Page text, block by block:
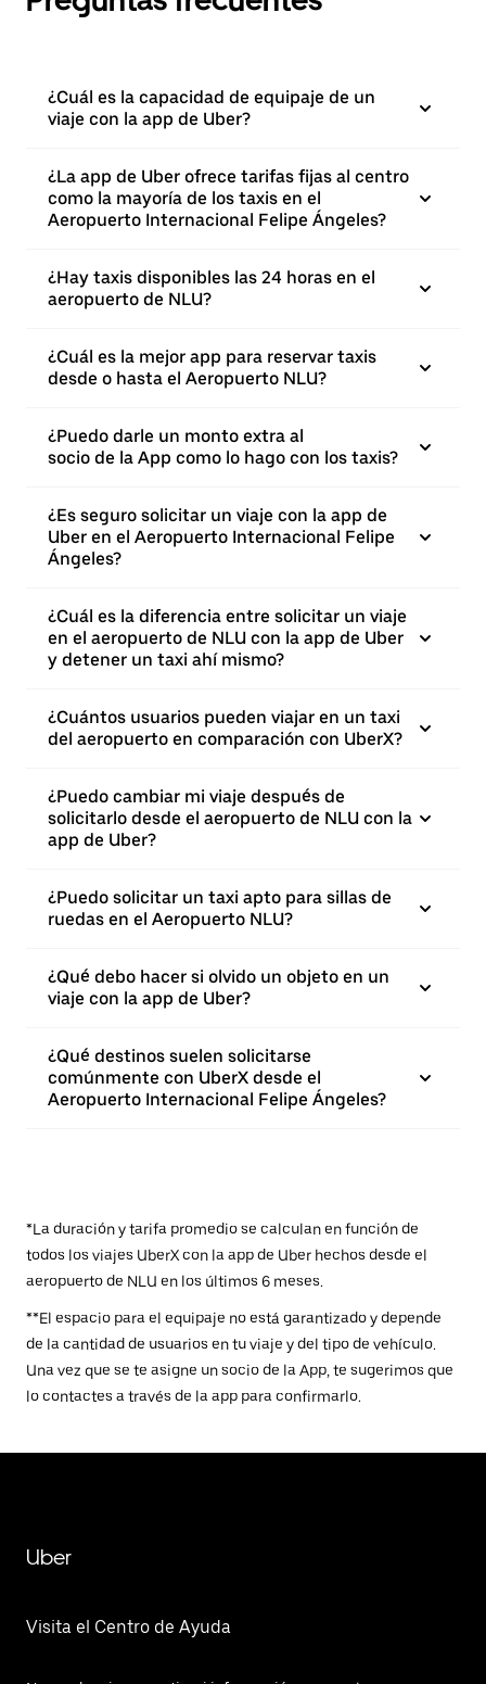
¿Cuál es la capacidad de equipaje de un
viaje con la app de Uber?
¿La app de Uber ofrece tarifas fijas al centro
como la mayoría de los taxis en el
Aeropuerto Internacional Felipe Ángeles?
¿Hay taxis disponibles las 24 horas en el
aeropuerto de NLU?
¿Cuál es la mejor app para reservar taxis
desde o hasta el Aeropuerto NLU?
¿Puedo darle un monto extra al
socio de la App como lo hago con los taxis?
¿Es seguro solicitar un viaje con la app de
Uber en el Aeropuerto Internacional Felipe
Ángeles?
¿Cuál es la diferencia entre solicitar un viaje
en el aeropuerto de NLU con la app de Uber
y detener un taxi ahí mismo?
¿Cuántos usuarios pueden viajar en un taxi
del aeropuerto en comparación con UberX?
¿Puedo cambiar mi viaje después de
solicitarlo desde el aeropuerto de NLU con la
app de Uber?
¿Puedo solicitar un taxi apto para sillas de
ruedas en el Aeropuerto NLU?
¿Qué debo hacer si olvido un objeto en un
viaje con la app de Uber?
¿Qué destinos suelen solicitarse
comúnmente con UberX desde el
Aeropuerto Internacional Felipe Ángeles?
*La duración y tarifa promedio se calculan en función de
todos los viajes UberX con la app de Uber hechos desde el
aeropuerto de NLU en los últimos 6 meses.
**El espacio para el equipaje no está garantizado y depende
de la cantidad de usuarios en tu viaje y del tipo de vehículo.
Una vez que se te asigne un socio de la App, te sugerimos que
lo contactes a través de la app para confirmarlo.
Uber
Visita el Centro de Ayuda